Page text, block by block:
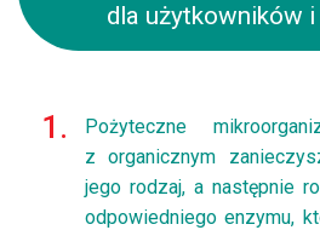
dla użytkowników
Pożyteczne
z organicznym
jego rodzaj, a następnie
odpowiedniego enzymu,